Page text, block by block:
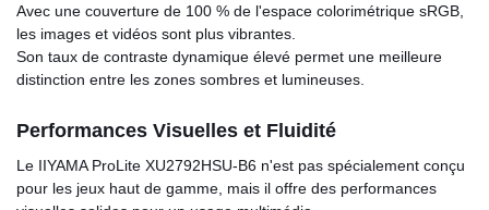
Avec une couverture de 100 % de l'espace colorimétrique sRGB,
les images et vidéos sont plus vibrantes.
Son taux de contraste dynamique élevé permet une meilleure
distinction entre les zones sombres et lumineuses.
Performances Visuelles et Fluidité
Le IIYAMA ProLite XU2792HSU-B6 n'est pas spécialement conçu
pour les jeux haut de gamme, mais il offre des performances